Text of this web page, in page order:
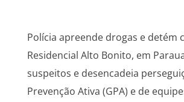
Polícia apreende drogas e
Residencial Alto Bonito, em
suspeitos e desencadeia
Prevenção Ativa (GPA) e de